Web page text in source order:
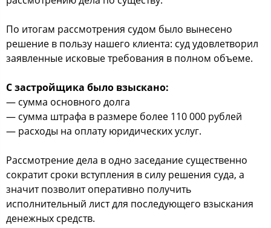
По итогам рассмотрения судом было вынесено
решение в пользу нашего клиента: суд удовлетворил
заявленные исковые требования в полном объеме.
С застройщика было взыскано:
— сумма основного долга
— сумма штрафа в размере более 110 000 рублей
— расходы на оплату юридических услуг.
Рассмотрение дела в одно заседание существенно
сократит сроки вступления в силу решения суда, а
значит позволит оперативно получить
исполнительный лист для последующего взыскания
денежных средств.